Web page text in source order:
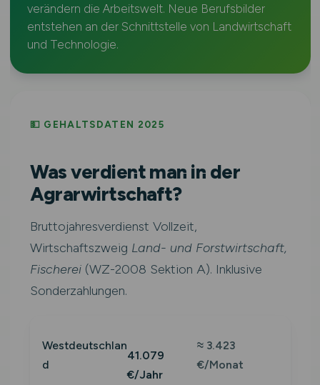
verändern die Arbeitswelt. Neue Berufsbilder
entstehen an der Schnittstelle von Landwirtschaft
und Technologie.
💵 GEHALTSDATEN 2025
Was verdient man in der
Agrarwirtschaft?
Bruttojahresverdienst Vollzeit,
Wirtschaftszweig Land- und Forstwirtschaft,
Fischerei(WZ-2008 Sektion A). Inklusive
Sonderzahlungen.
Westdeutschlan
d
41.079
€/Jahr
≈ 3.423
€/Monat